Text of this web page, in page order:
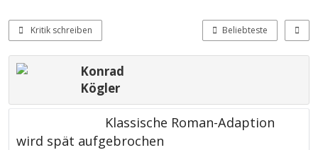
Kritik schreiben Beliebteste
Konrad
Kögler
Klassische Roman-Adaption
wird spät aufgebrochen